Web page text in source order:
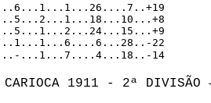
22
...1...7....4...18..-14
1911 - 2ª DIVISÃO